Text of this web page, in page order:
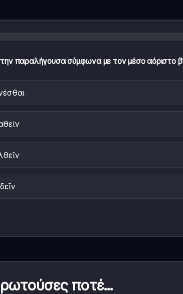
παραλήγουσα σύμφωνα με τον μέσο αόριστο
ποτέ...